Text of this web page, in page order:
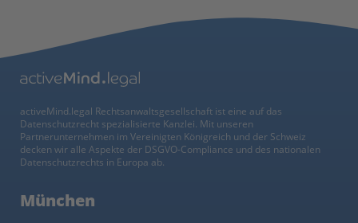
activeMind.legal Rechtsanwaltsgesellschaft ist eine auf das
Datenschutzrecht spezialisierte Kanzlei. Mit unseren
Partnerunternehmen im Vereinigten Königreich und der Schweiz
decken wir alle Aspekte der DSGVO-Compliance und des nationalen
Datenschutzrechts in Europa ab.
München